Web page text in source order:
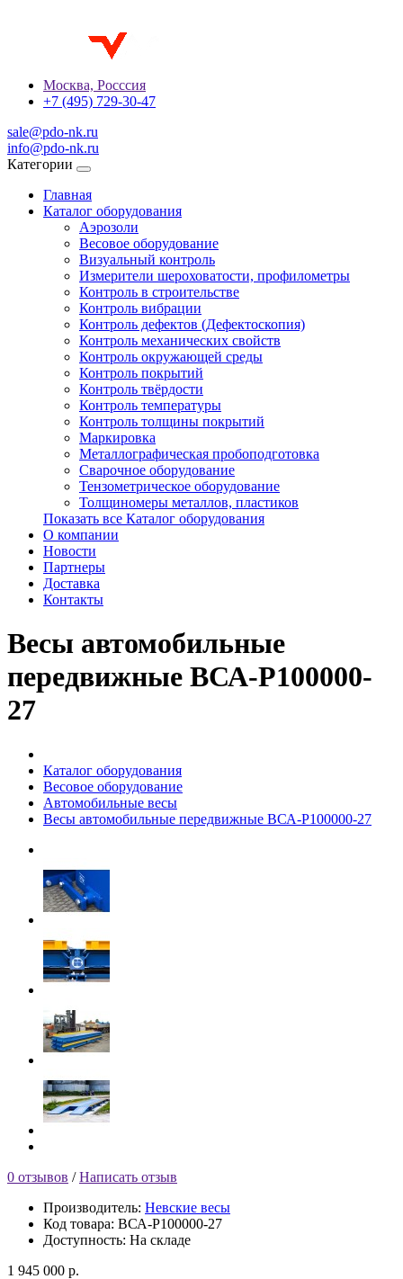
Москва, Росссия
+7 (495) 729-30-47
sale@pdo-nk.ru
info@pdo-nk.ru
Категории
Главная
Каталог оборудования
Аэрозоли
Весовое оборудование
Визуальный контроль
Измерители шероховатости, профилометры
Контроль в строительстве
Контроль вибрации
Контроль дефектов (Дефектоскопия)
Контроль механических свойств
Контроль окружающей среды
Контроль покрытий
Контроль твёрдости
Контроль температуры
Контроль толщины покрытий
Маркировка
Металлографическая пробоподготовка
Сварочное оборудование
Тензометрическое оборудование
Толщиномеры металлов, пластиков
Показать все Каталог оборудования
О компании
Новости
Партнеры
Доставка
Контакты
Весы автомобильные
передвижные ВСА-Р100000-
27
Каталог оборудования
Весовое оборудование
Автомобильные весы
Весы автомобильные передвижные ВСА-Р100000-27
0 отзывов /Написать отзыв
Производитель: Невские весы
Код товара: ВСА-Р100000-27
Доступность: На складе
1 945 000 р.